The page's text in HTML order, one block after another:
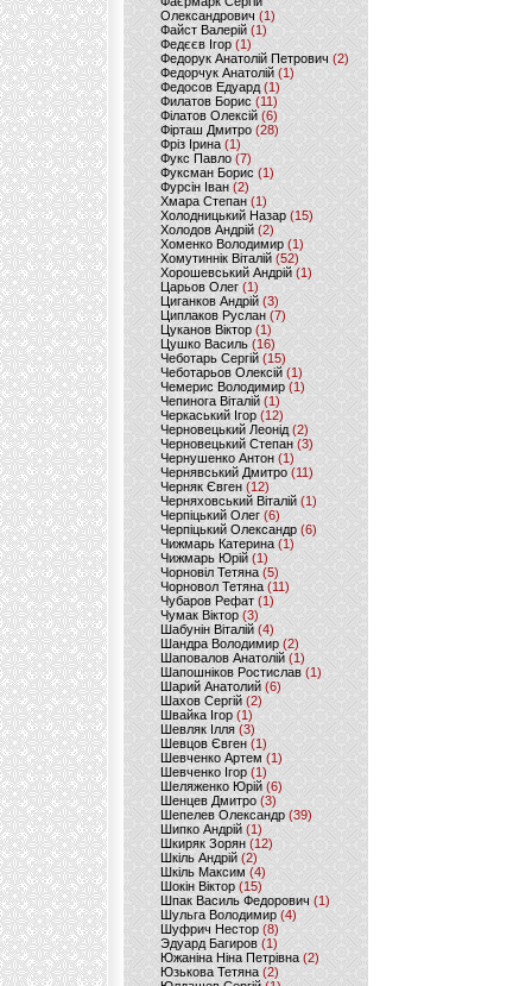
Олександрович (1)
Файст Валерій(1)
Федєєв Ігор (1)
Федорук Анатолій Петрович (2)
Федорчук Анатолій (1)
Федосов Едуард (1)
Филатов Борис (11)
Філатов Олексій (6)
Фірташ Дмитро (28)
Фріз Ірина (1)
Фукс Павло (7)
Фуксман Борис (1)
Фурсін Іван (2)
Хмара Степан(1)
Холодницький Назар(15)
Холодов Андрій (2)
Хоменко Володимир (1)
Хомутиннік Віталій (52)
Хорошевський Андрій (1)
Царьов Олег (1)
Циганков Андрій (3)
Циплаков Руслан(7)
Цуканов Віктор (1)
Цушко Василь (16)
Чеботарь Сергій (15)
Чеботарьов Олексій (1)
Чемерис Володимир (1)
Чепинога Віталій (1)
Черкаський Ігор (12)
Черновецький Леонід(2)
Черновецький Степан (3)
Чернушенко Антон (1)
Чернявський Дмитро(11)
Черняк Євген(12)
Черняховський Віталій (1)
Черпіцький Олег (6)
Черпіцький Олександр (6)
Чижмарь Катерина (1)
Чижмарь Юрій (1)
Чорновіл Тетяна (5)
Чорновол Тетяна (11)
Чубаров Рефат (1)
Чумак Віктор(3)
Шабунін Віталій (4)
Шандра Володимир (2)
Шаповалов Анатолій(1)
Шапошніков Ростислав(1)
Шарий Анатолий(6)
Шахов Сергій(2)
Швайка Ігор (1)
Шевляк Ілля (3)
Шевцов Євген (1)
Шевченко Артем(1)
Шевченко Ігор(1)
Шеляженко Юрій (6)
Шенцев Дмитро (3)
Шепелев Олександр (39)
Шипко Андрій(1)
Шкиряк Зорян(12)
Шкіль Андрій(2)
Шкіль Максим (4)
Шокін Віктор (15)
Шпак Василь Федорович (1)
Шульга Володимир (4)
Шуфрич Нестор(8)
Эдуард Багиров (1)
Южаніна Ніна Петрівна (2)
Юзькова Тетяна(2)